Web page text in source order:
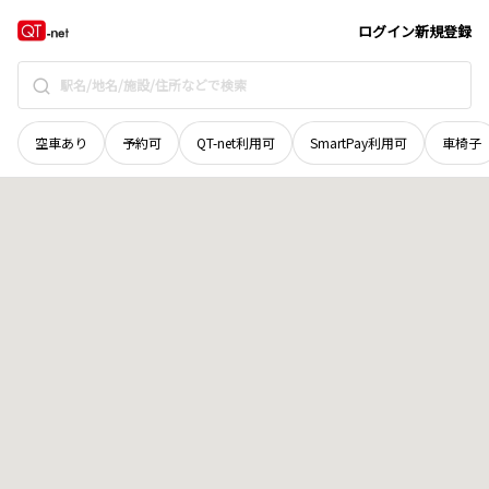
ログイン新規登録
空車あり 予約可 QT-net利用可 SmartPay利用可 車椅子
長野県